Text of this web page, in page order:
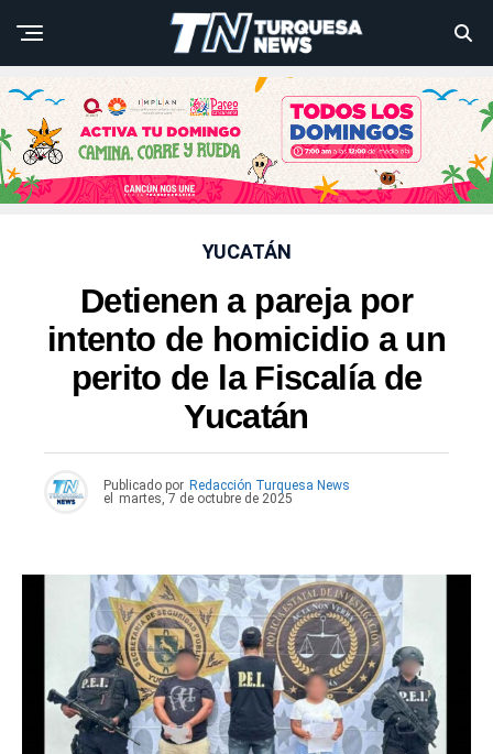
YUCATÁN
Detienen a pareja por
intento de homicidio a un
perito de la Fiscalía de
Yucatán
Publicado por Redacción Turquesa News
el
martes, 7 de octubre de 2025